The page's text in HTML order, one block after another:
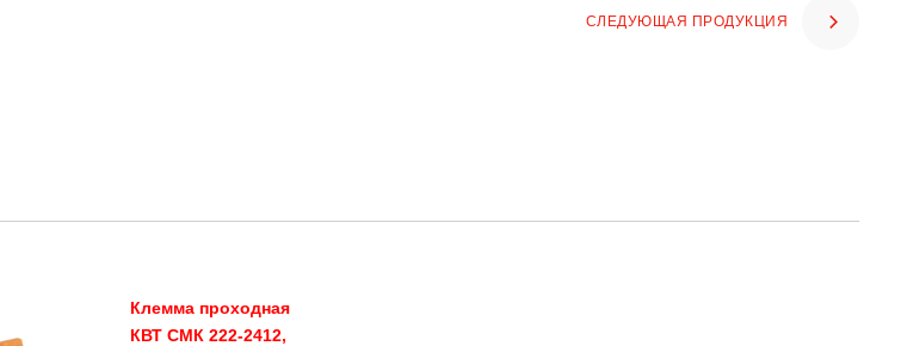
СЛЕДУЮЩАЯ ПРОДУКЦИЯ
Клемма проходная
КВТ СМК 222-2412,